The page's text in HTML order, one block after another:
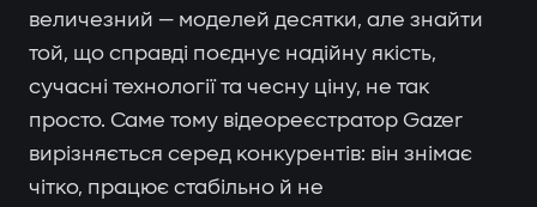
величезний — моделей десятки, але знайти
той, що справді поєднує надійну якість,
сучасні технології та чесну ціну, не так
просто. Саме тому відеореєстратор Gazer
вирізняється серед конкурентів: він знімає
чітко, працює стабільно й не